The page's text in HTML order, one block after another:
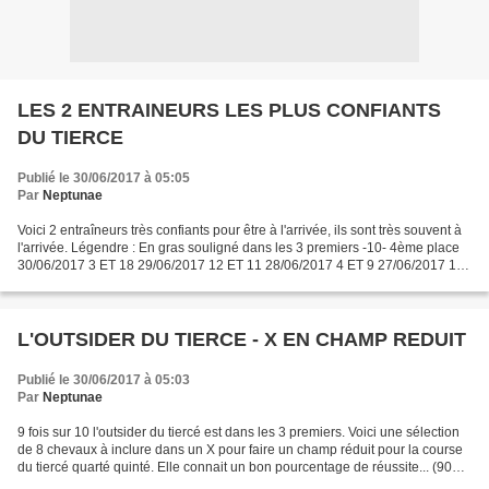
LES 2 ENTRAINEURS LES PLUS CONFIANTS
DU TIERCE
Publié le 30/06/2017 à 05:05
Par Neptunae
Voici 2 entraîneurs très confiants pour être à l'arrivée, ils sont très souvent à
l'arrivée. Légendre : En gras souligné dans les 3 premiers -10- 4ème place
30/06/2017 3 ET 18 29/06/2017 12 ET 11 28/06/2017 4 ET 9 27/06/2017 1
L'OUTSIDER DU TIERCE - X EN CHAMP REDUIT
Publié le 30/06/2017 à 05:03
Par Neptunae
9 fois sur 10 l'outsider du tiercé est dans les 3 premiers. Voici une sélection
de 8 chevaux à inclure dans un X pour faire un champ réduit pour la course
du tiercé quarté quinté. Elle connait un bon pourcentage de réussite... (90%